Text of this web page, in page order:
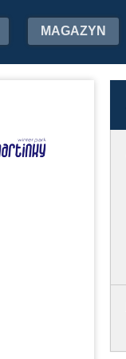
MAGAZYN